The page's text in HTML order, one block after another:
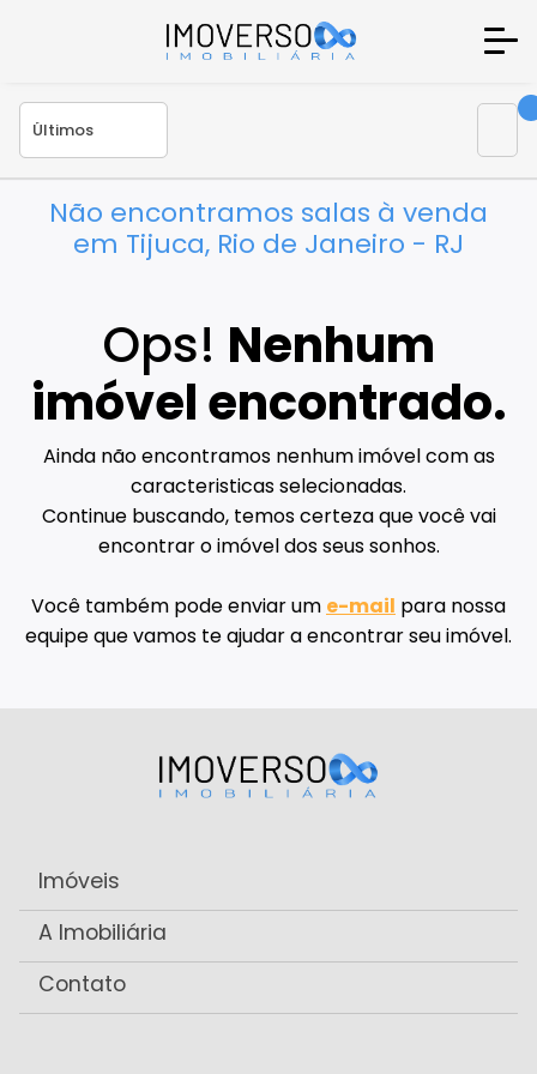
Não encontramos salas à venda
em Tijuca, Rio de Janeiro - RJ
Ops! Nenhum
imóvel encontrado.
Ainda não encontramos nenhum imóvel com as
caracteristicas selecionadas.
Continue buscando, temos certeza que você vai
encontrar o imóvel dos seus sonhos.
Você também pode enviar um e-mail para nossa
equipe que vamos te ajudar a encontrar seu imóvel.
Imóveis
A Imobiliária
Contato